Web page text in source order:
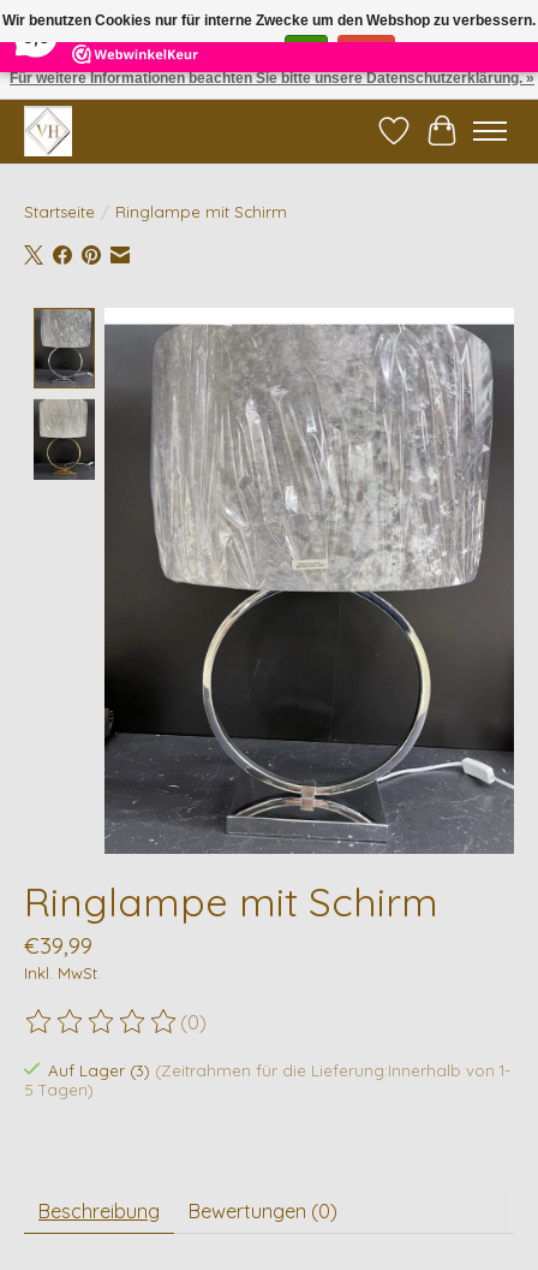
5 Reviews ×
✓ Gratis verzending vanaf €200 | ✓ 14 dagen retourneren
Wunschzettel
Ihr
Startseite / Ringlampe mit Schirm
Product image slideshow Items
Ringlampe mit Schirm
€39,99
Inkl. MwSt.
Die Bewertung dieses Produkts ist
(0)
Auf Lager (3) (Zeitrahmen für die Lieferung:Innerhalb von 1-
5 Tagen)
Beschreibung Bewertungen (0)
Wir benutzen Cookies nur für interne Zwecke um den Webshop zu verbessern.
Ist das in Ordnung?
Für weitere Informationen beachten Sie bitte unsere Datenschutzerklärung. »